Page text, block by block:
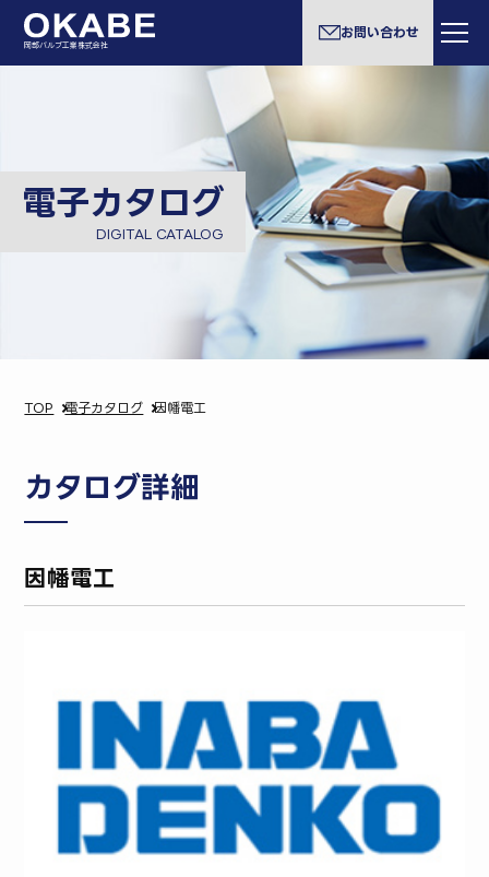
岡部バルブ工業株式会社
お問い合わせ
電子カタログ
DIGITAL CATALOG
TOP 電子カタログ 因幡電工
カタログ詳細
因幡電工